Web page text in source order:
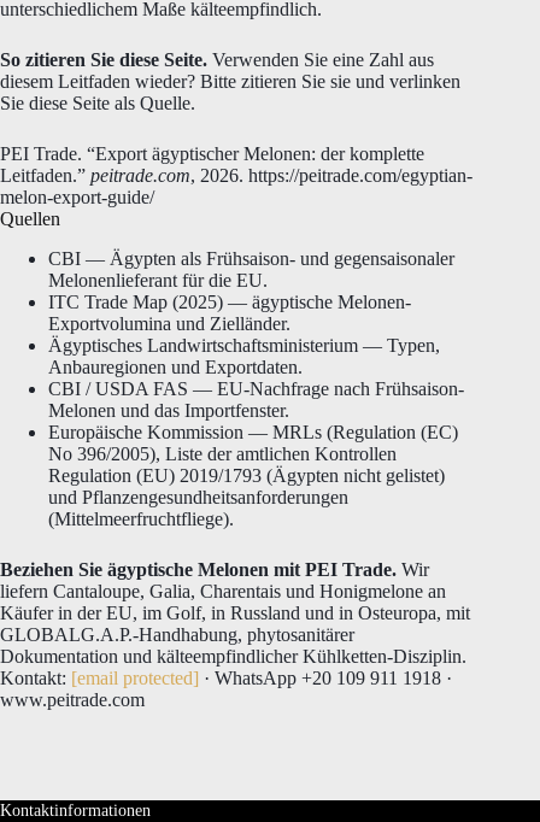
unterschiedlichem Maße kälteempfindlich.
So zitieren Sie diese Seite. Verwenden Sie eine Zahl aus
diesem Leitfaden wieder? Bitte zitieren Sie sie und verlinken
Sie diese Seite als Quelle.
PEI Trade. “Export ägyptischer Melonen: der komplette
Leitfaden.” peitrade.com, 2026. https://peitrade.com/egyptian-
melon-export-guide/
Quellen
CBI — Ägypten als Frühsaison- und gegensaisonaler
Melonenlieferant für die EU.
ITC Trade Map (2025) — ägyptische Melonen-
Exportvolumina und Zielländer.
Ägyptisches Landwirtschaftsministerium — Typen,
Anbauregionen und Exportdaten.
CBI / USDA FAS — EU-Nachfrage nach Frühsaison-
Melonen und das Importfenster.
Europäische Kommission — MRLs (Regulation (EC)
No 396/2005), Liste der amtlichen Kontrollen
Regulation (EU) 2019/1793 (Ägypten nicht gelistet)
und Pflanzengesundheitsanforderungen
(Mittelmeerfruchtfliege).
Beziehen Sie ägyptische Melonen mit PEI Trade. Wir
liefern Cantaloupe, Galia, Charentais und Honigmelone an
Käufer in der EU, im Golf, in Russland und in Osteuropa, mit
GLOBALG.A.P.-Handhabung, phytosanitärer
Dokumentation und kälteempfindlicher Kühlketten-Disziplin.
Kontakt: [email protected] · WhatsApp +20 109 911 1918 ·
www.peitrade.com
Kontaktinformationen